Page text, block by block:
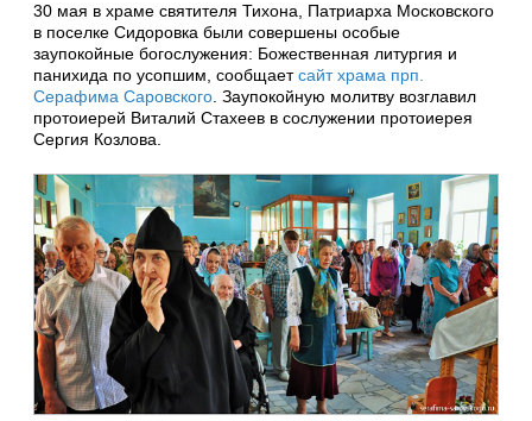
30 мая в храме святителя Тихона, Патриарха Московского
в поселке Сидоровка были совершены особые
заупокойные богослужения: Божественная литургия и
панихида по усопшим, сообщаетсайт храма прп.
Серафима Саровского . Заупокойную молитву возглавил
протоиерей Виталий Стахеев в сослужении протоиерея
Сергия Козлова.